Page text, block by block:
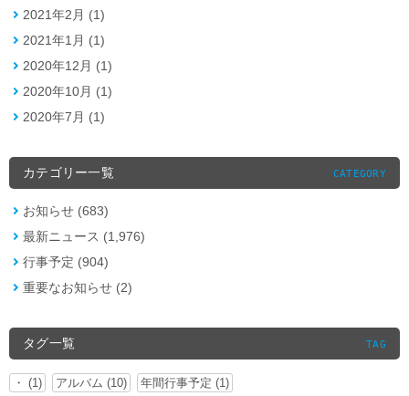
2021年2月 (1)
2021年1月 (1)
2020年12月 (1)
2020年10月 (1)
2020年7月 (1)
カテゴリー一覧 CATEGORY
お知らせ (683)
最新ニュース (1,976)
行事予定 (904)
重要なお知らせ (2)
タグ一覧 TAG
・ (1) アルバム (10) 年間行事予定 (1)